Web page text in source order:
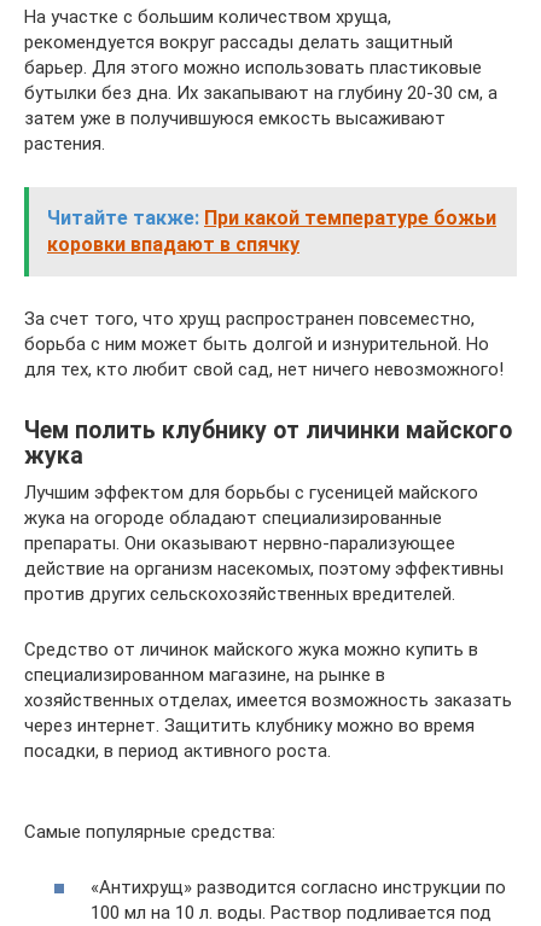
На участке с большим количеством хруща,
рекомендуется вокруг рассады делать защитный
барьер. Для этого можно использовать пластиковые
бутылки без дна. Их закапывают на глубину 20-30 см, а
затем уже в получившуюся емкость высаживают
растения.
Читайте также: При какой температуре божьи
коровки впадают в спячку
За счет того, что хрущ распространен повсеместно,
борьба с ним может быть долгой и изнурительной. Но
для тех, кто любит свой сад, нет ничего невозможного!
Чем полить клубнику от личинки майского
жука
Лучшим эффектом для борьбы с гусеницей майского
жука на огороде обладают специализированные
препараты. Они оказывают нервно-парализующее
действие на организм насекомых, поэтому эффективны
против других сельскохозяйственных вредителей.
Средство от личинок майского жука можно купить в
специализированном магазине, на рынке в
хозяйственных отделах, имеется возможность заказать
через интернет. Защитить клубнику можно во время
посадки, в период активного роста.
Самые популярные средства:
«Антихрущ» разводится согласно инструкции по
100 мл на 10 л. воды. Раствор подливается под